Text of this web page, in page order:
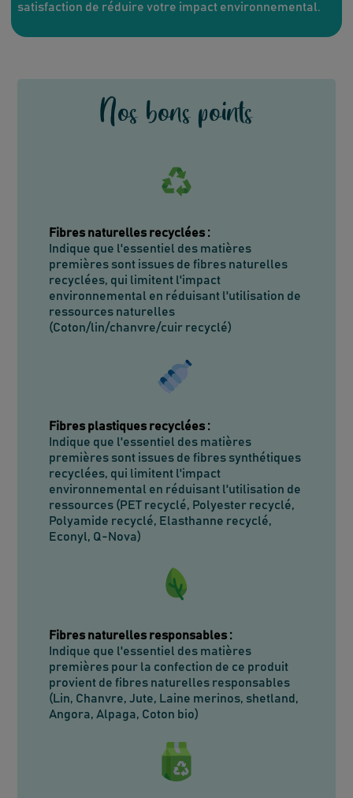
satisfaction de réduire votre impact environnemental.
Nos bons points
Fibres naturelles recyclées :
Indique que l'essentiel des matières
premières sont issues de fibres naturelles
recyclées, qui limitent l'impact
environnemental en réduisant l'utilisation de
ressources naturelles
(Coton/lin/chanvre/cuir recyclé)
Fibres plastiques recyclées :
Indique que l'essentiel des matières
premières sont issues de fibres synthétiques
recyclées, qui limitent l'impact
environnemental en réduisant l'utilisation de
ressources (PET recyclé, Polyester recyclé,
Polyamide recyclé, Elasthanne recyclé,
Econyl, Q-Nova)
Fibres naturelles responsables :
Indique que l'essentiel des matières
premières pour la confection de ce produit
provient de fibres naturelles responsables
(Lin, Chanvre, Jute, Laine merinos, shetland,
Angora, Alpaga, Coton bio)